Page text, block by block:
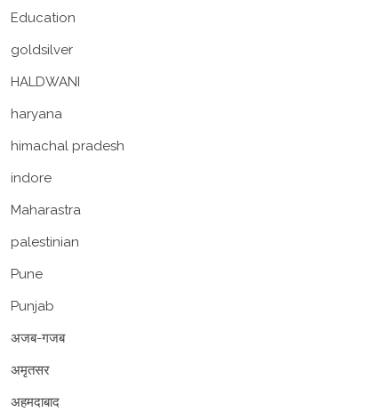
Education
goldsilver
HALDWANI
haryana
himachal pradesh
indore
Maharastra
palestinian
Pune
Punjab
अजब-गजब
अमृतसर
अहमदाबाद